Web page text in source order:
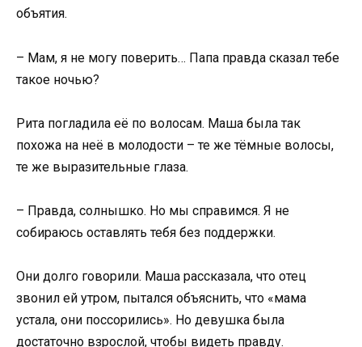
объятия.
– Мам, я не могу поверить… Папа правда сказал тебе
такое ночью?
Рита погладила её по волосам. Маша была так
похожа на неё в молодости – те же тёмные волосы,
те же выразительные глаза.
– Правда, солнышко. Но мы справимся. Я не
собираюсь оставлять тебя без поддержки.
Они долго говорили. Маша рассказала, что отец
звонил ей утром, пытался объяснить, что «мама
устала, они поссорились». Но девушка была
достаточно взрослой, чтобы видеть правду.